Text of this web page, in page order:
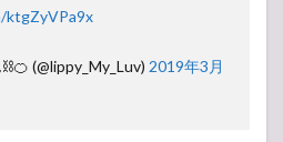
ktgZyVPa9x
(@lippy_My_Luv) 2019年3月